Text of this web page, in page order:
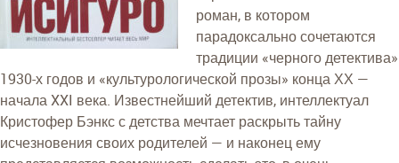
роман, в котором
парадоксально сочетаются
традиции «черного детектива»
1930-х годов и «культурологической прозы» конца ХХ —
начала XXI века. Известнейший детектив, интеллектуал
Кристофер Бэнкс с детства мечтает раскрыть тайну
исчезновения своих родителей — и наконец ему